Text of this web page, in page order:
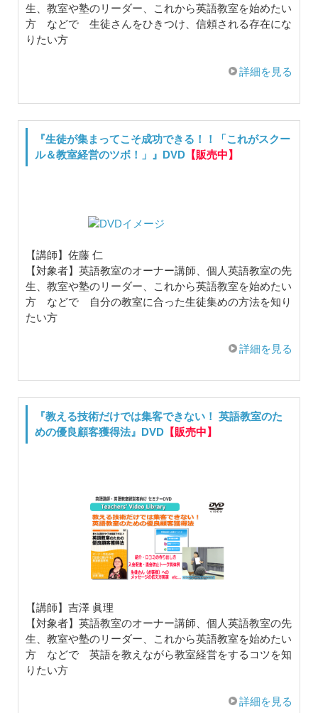
生、教室や塾のリーダー、これから英語教室を始めたい
方 などで 生徒さんをひきつけ、信頼される存在にな
りたい方
詳細を見る
『生徒が集まってこそ成功できる！！「これがスクー
ル＆教室経営のツボ！」』DVD 【販売中】
【講師】佐藤 仁
【対象者】英語教室のオーナー講師、個人英語教室の先
生、教室や塾のリーダー、これから英語教室を始めたい
方 などで 自分の教室に合った生徒集めの方法を知り
たい方
詳細を見る
『教える技術だけでは集客できない！ 英語教室のた
めの優良顧客獲得法』DVD 【販売中】
【講師】吉澤 眞理
【対象者】英語教室のオーナー講師、個人英語教室の先
生、教室や塾のリーダー、これから英語教室を始めたい
方 などで 英語を教えながら教室経営をするコツを知
りたい方
詳細を見る